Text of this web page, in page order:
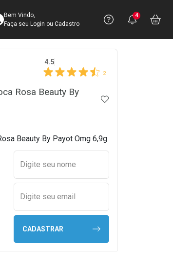
sua Conta
Bem Vindo,
Faça seu Login ou Cadastro
Precisa
Ver Recursos
Você
4
4.5
2
Rosa Beauty By
ADICIONAR AOS
Beauty By Payot Omg 6,9g
Preencher nome e email
Digite seu nome
Digite seu email
CADASTRAR